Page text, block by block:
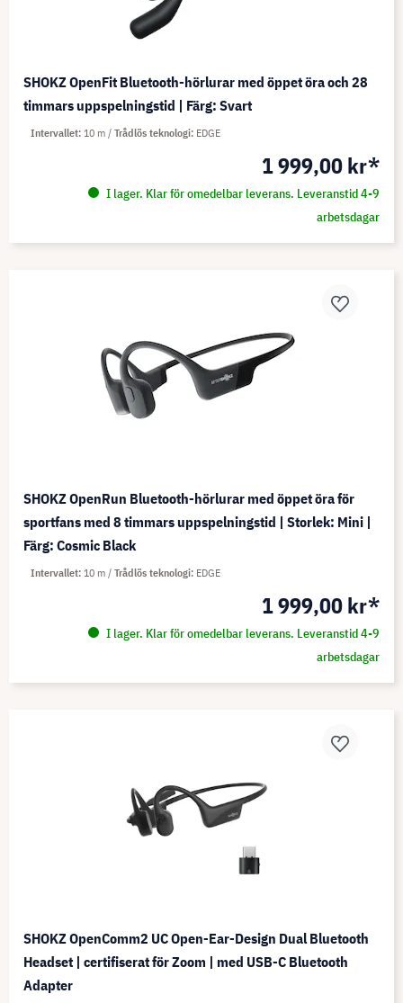
SHOKZ OpenFit Bluetooth-hörlurar med öppet öra och 28
timmars uppspelningstid | Färg: Svart
1 999,00 kr*
I lager. Klar för omedelbar leverans. Leveranstid 4-9
arbetsdagar
Intervallet 10 m Trådlös teknologi EDGE
SHOKZ OpenRun Bluetooth-hörlurar med öppet öra för
sportfans med 8 timmars uppspelningstid | Storlek: Mini |
Färg: Cosmic Black
1 999,00 kr*
I lager. Klar för omedelbar leverans. Leveranstid 4-9
arbetsdagar
Intervallet 10 m Trådlös teknologi EDGE
SHOKZ OpenComm2 UC Open-Ear-Design Dual Bluetooth
Headset | certifiserat för Zoom | med USB-C Bluetooth
Adapter